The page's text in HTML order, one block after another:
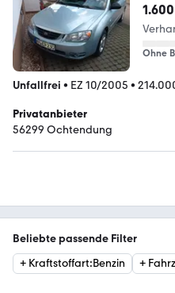
Ohne
Unfallfrei • EZ 10/2005 •
Privatanbieter
56299 Ochtendung
Beliebte passende Filter
+ Kraftstoffart:Benzin +